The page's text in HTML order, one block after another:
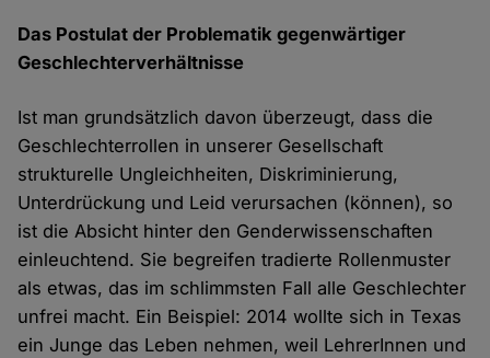
Das Postulat der Problematik gegenwärtiger
Geschlechterverhältnisse
Ist man grundsätzlich davon überzeugt, dass die
Geschlechterrollen in unserer Gesellschaft
strukturelle Ungleichheiten, Diskriminierung,
Unterdrückung und Leid verursachen (können), so
ist die Absicht hinter den Genderwissenschaften
einleuchtend. Sie begreifen tradierte Rollenmuster
als etwas, das im schlimmsten Fall alle Geschlechter
unfrei macht. Ein Beispiel: 2014 wollte sich in Texas
ein Junge das Leben nehmen, weil LehrerInnen und